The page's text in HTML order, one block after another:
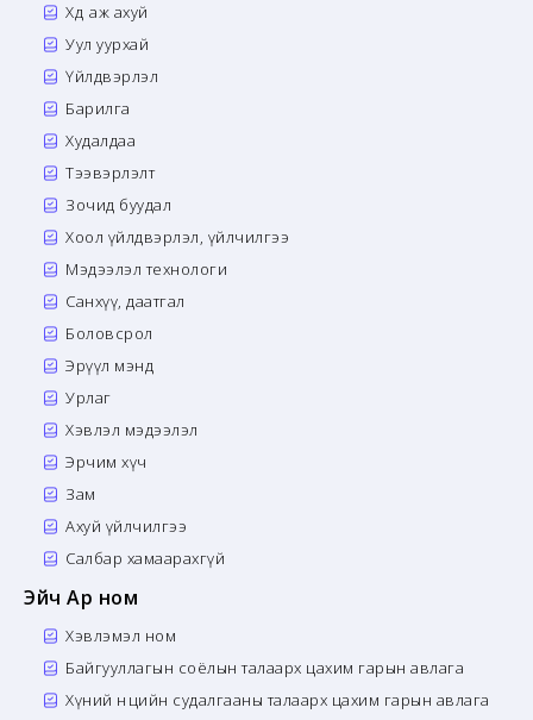
Хөдөө аж ахуй
Уул уурхай
Үйлдвэрлэл
Барилга
Худалдаа
Тээвэрлэлт
Зочид буудал
Хоол үйлдвэрлэл, үйлчилгээ
Мэдээлэл технологи
Санхүү, даатгал
Боловсрол
Эрүүл мэнд
Урлаг
Хэвлэл мэдээлэл
Эрчим хүч
Зам
Ахуй үйлчилгээ
Салбар хамаарахгүй
Эйч Ар ном
Хэвлэмэл ном
Байгууллагын соёлын талаарх цахим гарын авлага
Хүний нөөцийн судалгааны талаарх цахим гарын авлага